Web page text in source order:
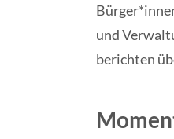
und
berichten